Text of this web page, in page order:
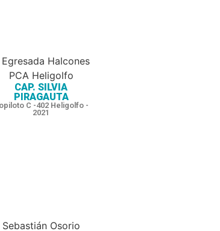
CAP. SILVIA
PIRAGAUTA
C -402 Heligolfo -
2021